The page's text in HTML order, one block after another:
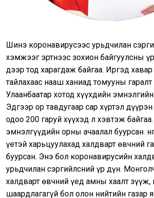
Шинэ коронавирусээс урьдчилан
хэмжээг эртнээс зохион байгуулсны
дээр тод харагдаж байгаа. Иргэд хавар
тайлахаас нааш ханиад томууны гаралт
Улаанбаатар хотод хүүхдийн
Эдгээр ор тавдугаар сар хүртэл дүүрэн
одоо 200 гаруй хүүхэд л хэвтэж
эмнэлгүүдийн орны ачаалал буурсан.
үетэй харьцуулахад халдварт өвчний
буурсан. Энэ бол коронавирусийн
урьдчилан сэргийлсний үр дүн.
халдварт өвчний үед амны хаалт зүүж,
шаардлагагүй бол олон нийтийн газар